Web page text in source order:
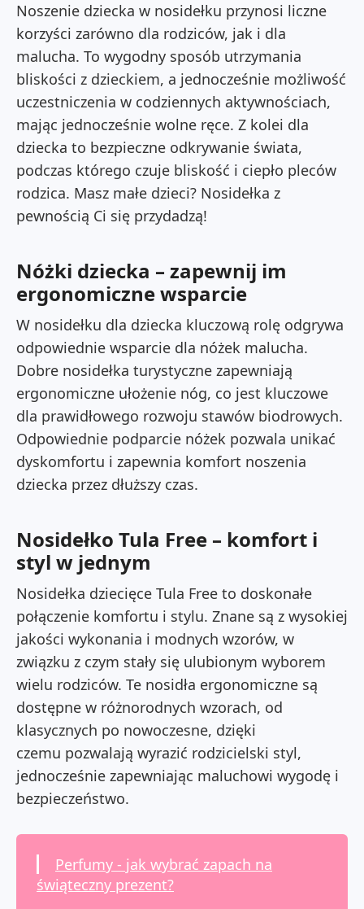
Noszenie dziecka w nosidełku przynosi liczne
korzyści zarówno dla rodziców, jak i dla
malucha. To wygodny sposób utrzymania
bliskości z dzieckiem, a jednocześnie możliwość
uczestniczenia w codziennych aktywnościach,
mając jednocześnie wolne ręce. Z kolei dla
dziecka to bezpieczne odkrywanie świata,
podczas którego czuje bliskość i ciepło pleców
rodzica. Masz małe dzieci? Nosidełka z
pewnością Ci się przydadzą!
Nóżki dziecka – zapewnij im
ergonomiczne wsparcie
W nosidełku dla dziecka kluczową rolę odgrywa
odpowiednie wsparcie dla nóżek malucha.
Dobre nosidełka turystyczne zapewniają
ergonomiczne ułożenie nóg, co jest kluczowe
dla prawidłowego rozwoju stawów biodrowych.
Odpowiednie podparcie nóżek pozwala unikać
dyskomfortu i zapewnia komfort noszenia
dziecka przez dłuższy czas.
Nosidełko Tula Free – komfort i
styl w jednym
Nosidełka dziecięce Tula Free to doskonałe
połączenie komfortu i stylu. Znane są z wysokiej
jakości wykonania i modnych wzorów, w
związku z czym stały się ulubionym wyborem
wielu rodziców. Te nosidła ergonomiczne są
dostępne w różnorodnych wzorach, od
klasycznych po nowoczesne, dzięki
czemu pozwalają wyrazić rodzicielski styl,
jednocześnie zapewniając maluchowi wygodę i
bezpieczeństwo.
Perfumy - jak wybrać zapach na
świąteczny prezent?